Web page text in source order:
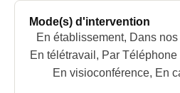
Mode(s) d'intervention
En établissement, Dans
En télétravail, Par
En visioconférence, En